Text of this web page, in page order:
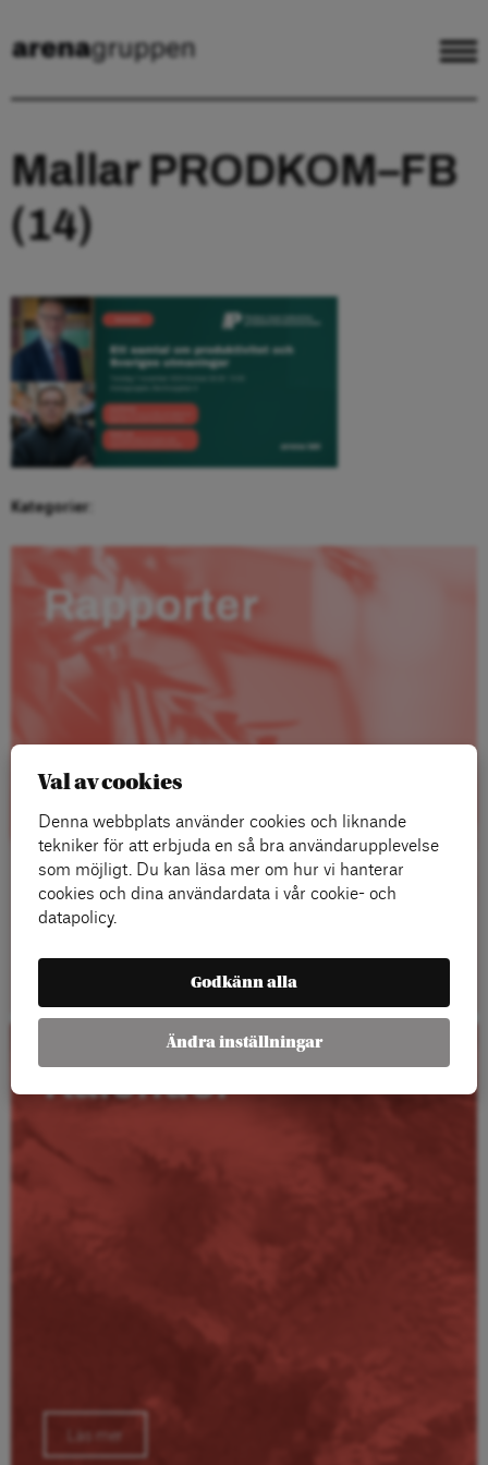
Mallar PRODKOM–FB
(14)
Kategorier:
Rapporter
Läs mer
Kalender
Läs mer
Val av cookies
Denna webbplats använder cookies och liknande
tekniker för att erbjuda en så bra användarupplevelse
som möjligt. Du kan läsa mer om hur vi hanterar
cookies och dina användardata i vår cookie- och
datapolicy.
Godkänn alla
Ändra inställningar